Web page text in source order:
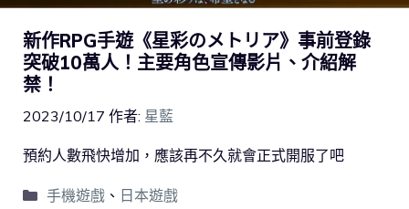
新作RPG手遊《星彩のメトリア》事前登錄
突破10萬人！主要角色宣傳影片、介紹解
禁！
2023/10/17 作者: 星藍
預約人數飛快增加，應該再不久就會正式開服了吧
手機遊戲、 日本遊戲